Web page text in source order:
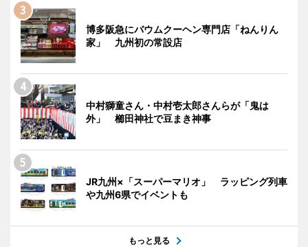
博多阪急にバウムクーヘン専門店「ねんりん
家」 九州初の常設店
中村獅童さん・中村壱太郎さんらが「鬼は
外」 櫛田神社で豆まき神事
JR九州×「スーパーマリオ」 ラッピング列車
や九州6県でイベントも
もっと見る